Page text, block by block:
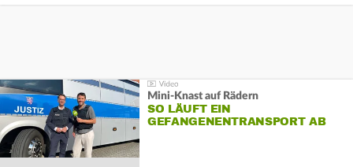
Mini-Knast auf Rädern
SO LÄUFT EIN
GEFANGENENTRANSPORT AB